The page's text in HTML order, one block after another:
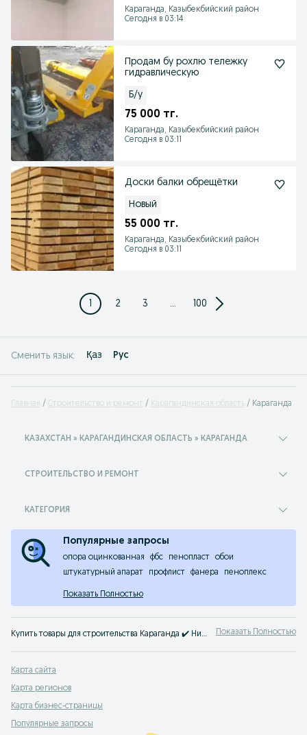
Караганда, Казыбекбийский район
Сегодня в 03:14
Продам бу рохлю тележку
гидравлическую
Б/у
75 000 тг.
Караганда, Казыбекбийский район
Сегодня в 03:11
Доски балки обрещётки
Новый
55 000 тг.
Караганда, Казыбекбийский район
Сегодня в 03:11
1 2 3 ... 100
Сменить язык: Қаз Рус
Главная Строительство и ремонт Карагандинская область Караганда
КАЗАХСТАН » КАРАГАНДИНСКАЯ ОБЛАСТЬ » КАРАГАНДА
СТРОИТЕЛЬСТВО И РЕМОНТ
КАТЕГОРИЯ
Популярные запросы
опора оцинкованная фбс пенопласт
обои
штукатурный апарат
профлист фанера пеноплекс
Показать Полностью
Купить товары для строительства Караганда ✔️ Низкие цены на товары для ремонта ⚡ Выбирайте все для строительства дешевле на OLX.kz! Показать Полностью
Карта сайта
Карта регионов
Карта бизнес-страницы
Популярные запросы